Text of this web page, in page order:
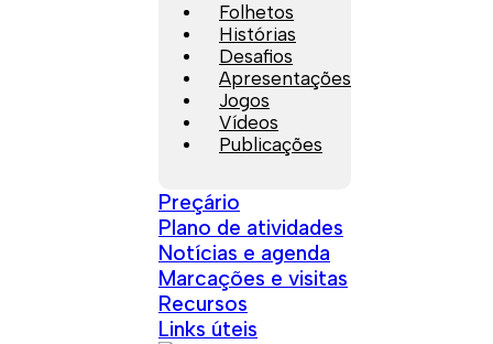
Folhetos
Histórias
Desafios
Apresentações
Jogos
Vídeos
Publicações
Preçário
Plano de atividades
Notícias e agenda
Marcações e visitas
Recursos
Links úteis